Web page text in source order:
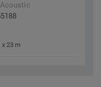
x 23 m